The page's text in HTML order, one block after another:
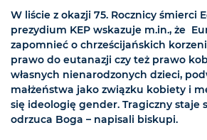
W liście z okazji 75. Rocznicy śmierci
prezydium KEP wskazuje m.in., że
zapomnieć o chrześcijańskich
prawo do eutanazji czy też prawo
własnych nienarodzonych dzieci,
małżeństwa jako związku kobiety i
się ideologię gender. Tragiczny staje
odrzuca Boga – napisali biskupi.